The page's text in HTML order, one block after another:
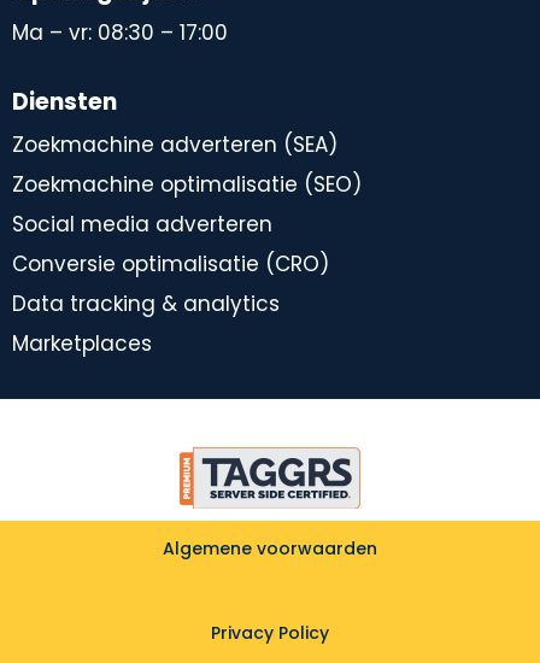
Ma – vr: 08:30 – 17:00
Diensten
Zoekmachine adverteren (SEA)
Zoekmachine optimalisatie (SEO)
Social media adverteren
Conversie optimalisatie (CRO)
Data tracking & analytics
Marketplaces
Algemene voorwaarden
Privacy Policy